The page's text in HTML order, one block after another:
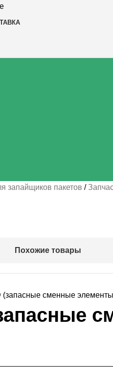
запайщиков пакетов
Похожие товары